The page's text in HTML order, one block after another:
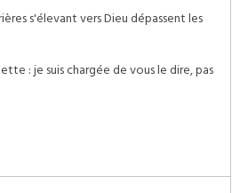
s'élevant vers Dieu dépassent les
: je suis chargée de vous le dire, pas